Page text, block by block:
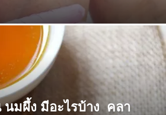
นมผึ้ง มีอะไรบ้าง คลา